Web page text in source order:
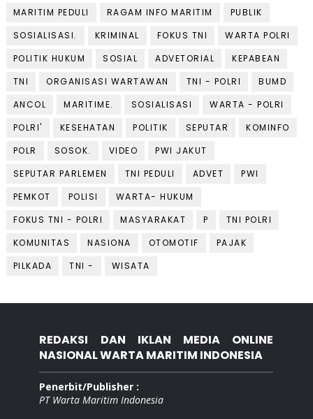
MARITIM PEDULI
RAGAM INFO MARITIM
PUBLIK
SOSIALISASI.
KRIMINAL FOKUS TNI
WARTA POLRI
POLITIK HUKUM
SOSIAL ADVETORIAL
KEPABEAN
TNI
ORGANISASI WARTAWAN TNI - POLRI
BUMD
ANCOL
MARITIME. SOSIALISASI
WARTA - POLRI
POLRI'
KESEHATAN POLITIK SEPUTAR
KOMINFO
POLR
SOSOK. VIDEO
PWI JAKUT
SEPUTAR PARLEMEN
TNI PEDULI ADVET
PWI
PEMKOT
POLISI
WARTA- HUKUM
FOKUS TNI - POLRI
MASYARAKAT P
TNI POLRI
KOMUNITAS
NASIONA OTOMOTIF
PAJAK
PILKADA
TNI - WISATA
REDAKSI DAN IKLAN MEDIA ONLINE
NASIONAL WARTA MARITIM INDONESIA
Penerbit/Publisher :
PT Warta Maritim Indonesia